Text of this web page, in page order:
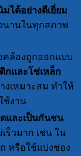
ได้อย่างดีเยี่ยม
นานในทุกสภาพ
คล้องถูกออกแบบ
กและโซ่เหล็ก
งเหมาะสม ทำให้
ช้งาน
และเป็นกันชน
ร็วมาก เช่น ใน
หรือใช้แบ่งช่อง